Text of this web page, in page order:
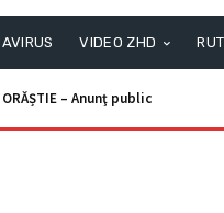
VIDEO ZHD
– Anunţ public